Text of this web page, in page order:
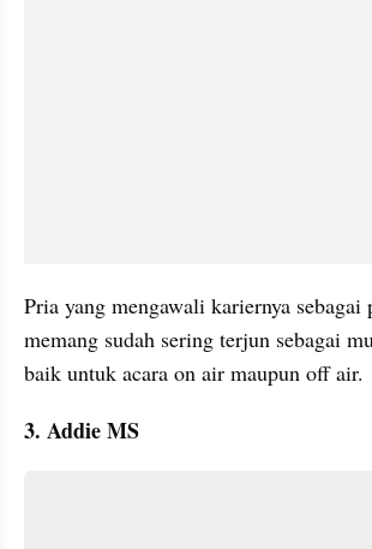
Pria yang mengawali kariernya sebagai
memang sudah sering terjun sebagai
baik untuk acara on air maupun off air.
3. Addie MS